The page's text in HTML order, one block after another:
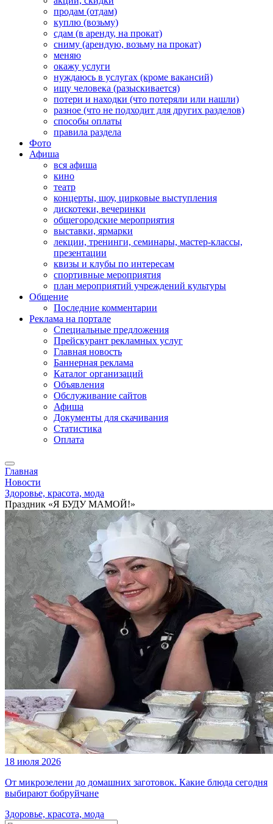
продам (отдам)
куплю (возьму)
сдам (в аренду, на прокат)
сниму (арендую, возьму на прокат)
меняю
окажу услуги
нуждаюсь в услугах (кроме вакансий)
ищу человека (разыскивается)
потери и находки (что потеряли или нашли)
разное (что не подходит для других разделов)
способы оплаты
правила раздела
Фото
Афиша
вся афиша
кино
театр
концерты, шоу, цирковые выступления
дискотеки, вечеринки
общегородские мероприятия
выставки, ярмарки
лекции, тренинги, семинары, мастер-классы,
презентации
квизы и клубы по интересам
спортивные мероприятия
план мероприятий учреждений культуры
Общение
Последние комментарии
Реклама на портале
Специальные предложения
Прейскурант рекламных услуг
Главная новость
Баннерная реклама
Каталог организаций
Объявления
Обслуживание сайтов
Афиша
Документы для скачивания
Статистика
Оплата
Главная
Новости
Здоровье, красота, мода
Праздник «Я БУДУ МАМОЙ!»
18 июля 2026
От микрозелени до домашних заготовок. Какие блюда сегодня
выбирают бобруйчане
Здоровье, красота, мода